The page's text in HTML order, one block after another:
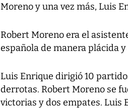
Moreno y una vez más, Luis
Robert Moreno era el
española de manera plácida
Luis Enrique dirigió 10
derrotas. Robert Moreno se
victorias y dos empates. Luis